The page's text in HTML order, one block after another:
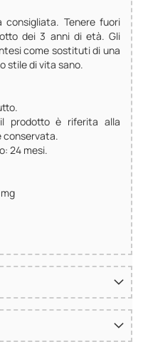
consigliata. Tenere fuori
dei 3 anni di età. Gli
come sostituti di una
stile di vita sano.
prodotto è riferita alla
conservata.
24 mesi.